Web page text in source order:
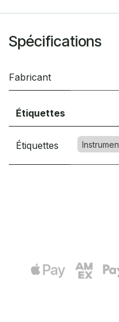
Spécifications
Fabricant
Étiquettes
Étiquettes